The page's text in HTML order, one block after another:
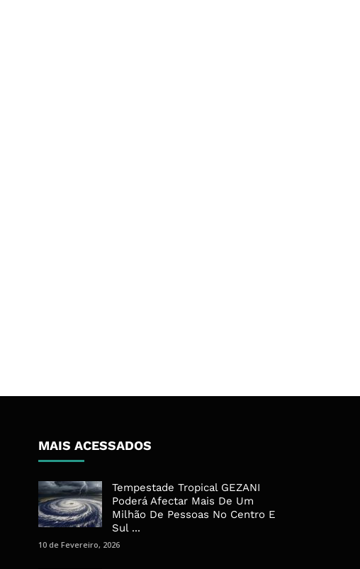
MAIS ACESSADOS
Tempestade Tropical GEZANI
Poderá Afectar Mais De Um
Milhão De Pessoas No Centro E
Sul ...
10 de Fevereiro, 2026